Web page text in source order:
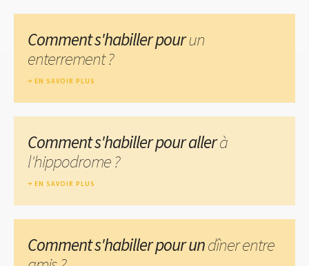
Comment s'habiller pourun
enterrement ?
EN SAVOIR PLUS
Comment s'habiller pour allerà
l'hippodrome ?
EN SAVOIR PLUS
Comment s'habiller pour undîner entre